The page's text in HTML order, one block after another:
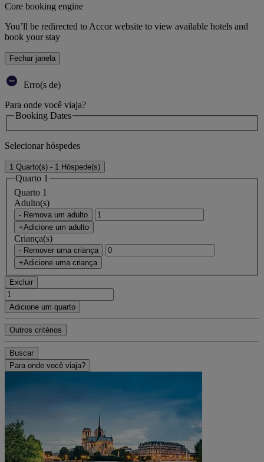
Core booking engine
You’ll be redirected to Accor website to view available hotels and
book your stay
Fechar janela
Erro(s de)
Para onde você viaja?
Booking Dates
Selecionar hóspedes
1 Quarto(s) - 1 Hóspede(s)
Quarto 1
Quarto 1
Adulto(s)
- Remova um adulto
+Adicione um adulto
Criança(s)
- Remover uma criança
+Adicione uma criança
Excluir
Adicione um quarto
Outros critérios
Buscar
Para onde você viaja?